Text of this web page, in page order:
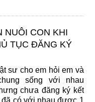
NUÔI CON KHI
TỤC ĐĂNG KÝ
sư cho em hỏi em và
sống với nhau
chưa đăng ký kết
có với nhau được 1